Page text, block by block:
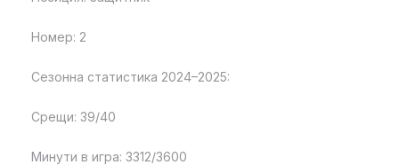
Номер: 2
Сезонна статистика 2024–2025:
Срещи: 39/40
Минути в игра: 3312/3600